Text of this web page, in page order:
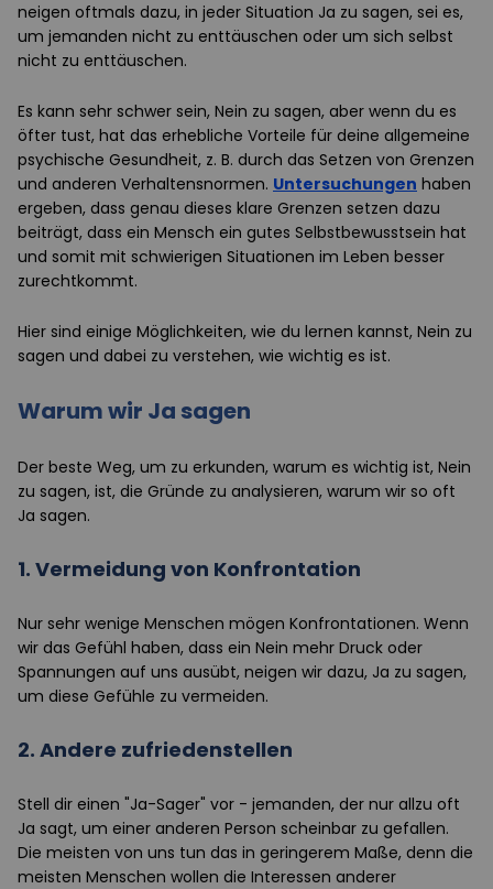
neigen oftmals dazu, in jeder Situation Ja zu sagen, sei es,
um jemanden nicht zu enttäuschen oder um sich selbst
nicht zu enttäuschen.
Es kann sehr schwer sein, Nein zu sagen, aber wenn du es
öfter tust, hat das erhebliche Vorteile für deine allgemeine
psychische Gesundheit, z. B. durch das Setzen von Grenzen
und anderen Verhaltensnormen. Untersuchungen haben
ergeben, dass genau dieses klare Grenzen setzen dazu
beiträgt, dass ein Mensch ein gutes Selbstbewusstsein hat
und somit mit schwierigen Situationen im Leben besser
zurechtkommt.
Hier sind einige Möglichkeiten, wie du lernen kannst, Nein zu
sagen und dabei zu verstehen, wie wichtig es ist.
Warum wir Ja sagen
Der beste Weg, um zu erkunden, warum es wichtig ist, Nein
zu sagen, ist, die Gründe zu analysieren, warum wir so oft
Ja sagen.
1. Vermeidung von Konfrontation
Nur sehr wenige Menschen mögen Konfrontationen. Wenn
wir das Gefühl haben, dass ein Nein mehr Druck oder
Spannungen auf uns ausübt, neigen wir dazu, Ja zu sagen,
um diese Gefühle zu vermeiden.
2. Andere zufriedenstellen
Stell dir einen "Ja-Sager" vor - jemanden, der nur allzu oft
Ja sagt, um einer anderen Person scheinbar zu gefallen.
Die meisten von uns tun das in geringerem Maße, denn die
meisten Menschen wollen die Interessen anderer